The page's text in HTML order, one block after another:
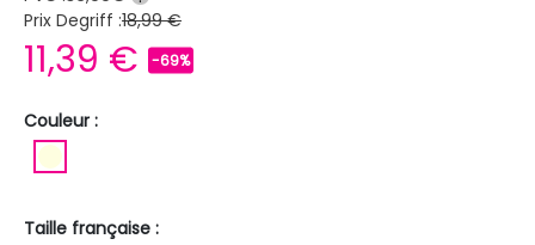
Prix Degriff :18,99 €
11,39 € -69%
Couleur :
Taille française :